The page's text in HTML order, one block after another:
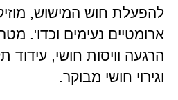
להפעלת חוש המישוש,
ארומטיים נעימים וכדו'.
הרגעה וויסות חושי, עידוד
וגירוי חושי מבוקר.